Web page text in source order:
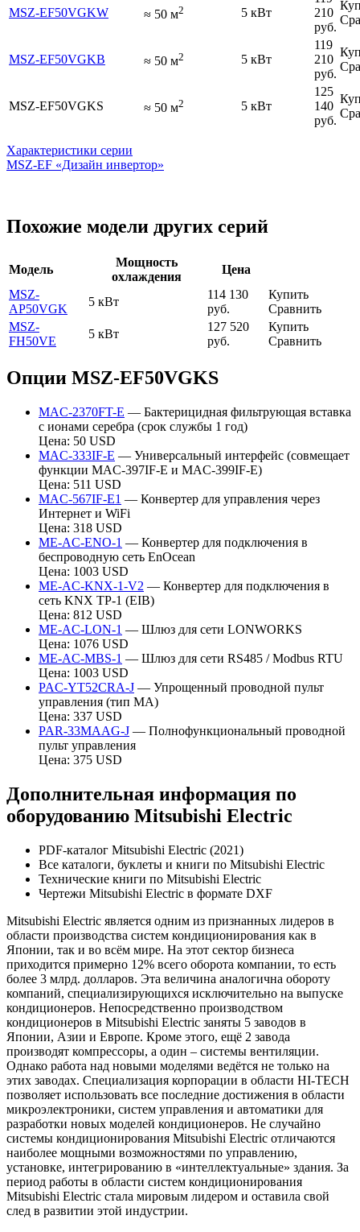
MSZ-EF50VGKW ≈ 50 м2 5 кВт
210
руб.
MSZ-EF50VGKB ≈ 50 м2 5 кВт
119
210
руб.
MSZ-EF50VGKS ≈ 50 м2 5 кВт
125
140
руб.
Характеристики серии
MSZ-EF «Дизайн инвертор»
Похожие модели других серий
Модель
Мощность
охлаждения
Цена
MSZ-
AP50VGK
5 кВт
114 130
руб.
Купить
Сравнить
MSZ-
FH50VE
5 кВт
127 520
руб.
Купить
Сравнить
Опции MSZ-EF50VGKS
MAC-2370FT-E — Бактерицидная фильтрующая вставка
с ионами серебра (срок службы 1 год)
Цена: 50 USD
MAC-333IF-E — Универсальный интерфейс (совмещает
функции MAC-397IF-E и MAC-399IF-E)
Цена: 511 USD
MAC-567IF-E1 — Конвертер для управления через
Интернет и WiFi
Цена: 318 USD
ME-AC-ENO-1 — Конвертер для подключения в
беспроводную сеть EnOcean
Цена: 1003 USD
ME-AC-KNX-1-V2 — Конвертер для подключения в
сеть KNX TP-1 (EIB)
Цена: 812 USD
ME-AC-LON-1 — Шлюз для сети LONWORKS
Цена: 1076 USD
ME-AC-MBS-1 — Шлюз для сети RS485 / Modbus RTU
Цена: 1003 USD
PAC-YT52CRA-J — Упрощенный проводной пульт
управления (тип МА)
Цена: 337 USD
PAR-33MAAG-J — Полнофункциональный проводной
пульт управления
Цена: 375 USD
Дополнительная информация по
оборудованию Mitsubishi Electric
PDF-каталог Mitsubishi Electric (2021)
Все каталоги, буклеты и книги по Mitsubishi Electric
Технические книги по Mitsubishi Electric
Чертежи Mitsubishi Electric в формате DXF
Mitsubishi Electric является одним из признанных лидеров в
области производства систем кондиционирования как в
Японии, так и во всём мире. На этот сектор бизнеса
приходится примерно 12% всего оборота компании, то есть
более 3 млрд. долларов. Эта величина аналогична обороту
компаний, специализирующихся исключительно на выпуске
кондиционеров. Непосредственно производством
кондиционеров в Mitsubishi Electric заняты 5 заводов в
Японии, Азии и Европе. Кроме этого, ещё 2 завода
производят компрессоры, а один – системы вентиляции.
Однако работа над новыми моделями ведётся не только на
этих заводах. Специализация корпорации в области HI-TECH
позволяет использовать все последние достижения в области
микроэлектроники, систем управления и автоматики для
разработки новых моделей кондиционеров. Не случайно
системы кондиционирования Mitsubishi Electric отличаются
наиболее мощными возможностями по управлению,
установке, интегрированию в «интеллектуальные» здания. За
период работы в области систем кондиционирования
Mitsubishi Electric стала мировым лидером и оставила свой
след в развитии этой индустрии.